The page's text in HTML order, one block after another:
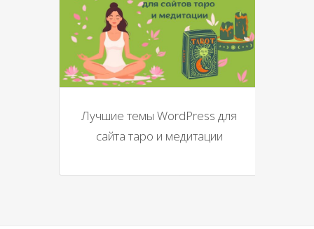
Лучшие темы WordPress для
сайта таро и медитации